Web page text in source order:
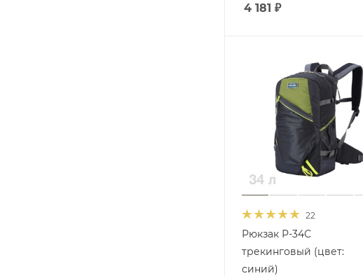
4 181 ₽
22
Рюкзак Р-34С
трекинговый (цвет:
синий)